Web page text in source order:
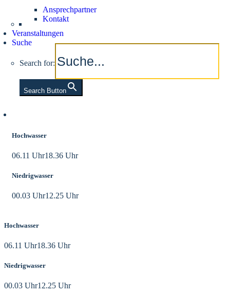
Ansprechpartner
Kontakt
Veranstaltungen
Suche
Search for:
Search Button
Hochwasser
06.11 Uhr18.36 Uhr
Niedrigwasser
00.03 Uhr12.25 Uhr
Hochwasser
06.11 Uhr18.36 Uhr
Niedrigwasser
00.03 Uhr12.25 Uhr